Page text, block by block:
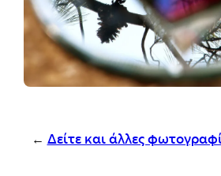
← Δείτε και άλλες